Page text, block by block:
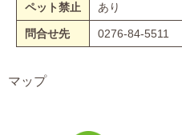
ペット禁止 あり
問合せ先 0276-84-5511
マップ